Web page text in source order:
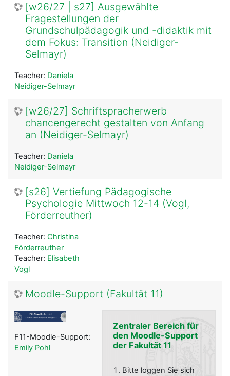
[w26/27 | s27] Ausgewählte
Fragestellungen der
Grundschulpädagogik und -didaktik mit
dem Fokus: Transition (Neidiger-
Selmayr)
Teacher: Daniela
Neidiger-Selmayr
[w26/27] Schriftspracherwerb
chancengerecht gestalten von Anfang
an (Neidiger-Selmayr)
Teacher: Daniela
Neidiger-Selmayr
[s26] Vertiefung Pädagogische
Psychologie Mittwoch 12-14 (Vogl,
Förderreuther)
Teacher: Christina
Förderreuther
Teacher: Elisabeth
Vogl
Moodle-Support (Fakultät 11)
Zentraler Bereich für
den Moodle-Support
der Fakultät 11
Bitte loggen Sie sich
F11-Moodle-Support:
Emily Pohl